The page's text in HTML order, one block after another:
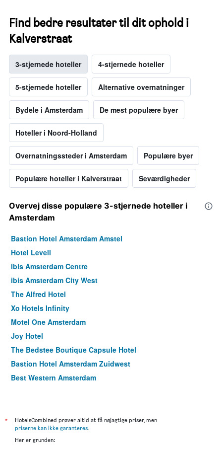
Find bedre resultater til dit ophold i
Kalverstraat
3-stjernede hoteller 4-stjernede hoteller
5-stjernede hoteller Alternative overnatninger
Bydele i Amsterdam De mest populære byer
Hoteller i Noord-Holland
Overnatningssteder i Amsterdam Populære byer
Populære hoteller i Kalverstraat Seværdigheder
Overvej disse populære 3-stjernede hoteller i
Amsterdam
Bastion Hotel Amsterdam Amstel
Hotel Levell
ibis Amsterdam Centre
ibis Amsterdam City West
The Alfred Hotel
Xo Hotels Infinity
Motel One Amsterdam
Joy Hotel
The Bedstee Boutique Capsule Hotel
Bastion Hotel Amsterdam Zuidwest
Best Western Amsterdam
Westlake Hotels Amsterdam
Hotel Jupiter
*
HotelsCombined prøver altid at få nøjagtige priser, men
priserne kan ikke garanteres.
Her er grunden: